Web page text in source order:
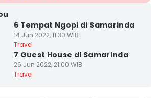
6 Tempat Ngopi di Samarinda
14 Jun 2022, 11:30 WIB
Travel
7 Guest House di Samarinda
26 Jun 2022, 21:00 WIB
Travel